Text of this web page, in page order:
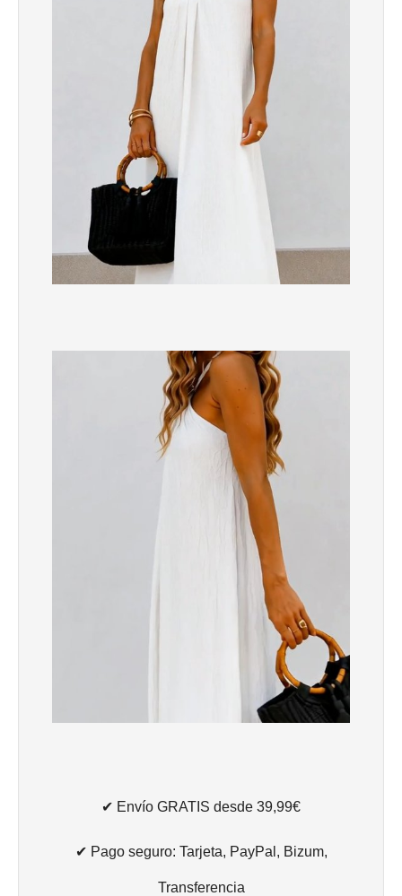
✔ Envío GRATIS desde 39,99€
✔ Pago seguro: Tarjeta, PayPal, Bizum,
Transferencia